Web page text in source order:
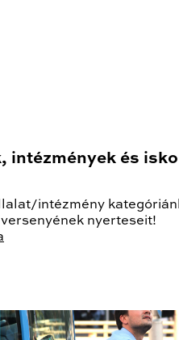
intézmények és
intézmény
nyerteseit!